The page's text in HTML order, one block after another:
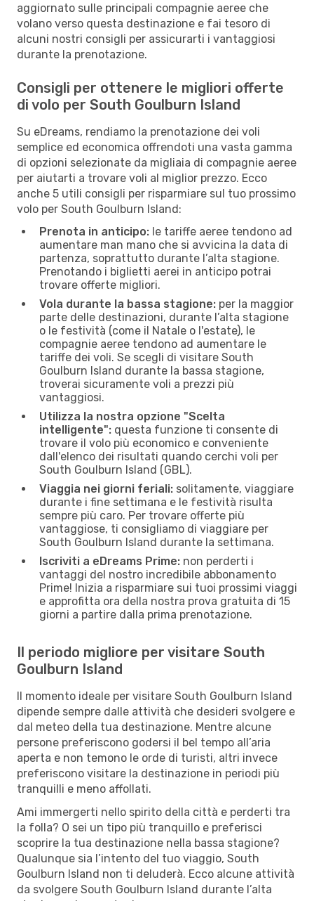
aggiornato sulle principali compagnie aeree che
volano verso questa destinazione e fai tesoro di
alcuni nostri consigli per assicurarti i vantaggiosi
durante la prenotazione.
Consigli per ottenere le migliori offerte
di volo per South Goulburn Island
Su eDreams, rendiamo la prenotazione dei voli
semplice ed economica offrendoti una vasta gamma
di opzioni selezionate da migliaia di compagnie aeree
per aiutarti a trovare voli al miglior prezzo. Ecco
anche 5 utili consigli per risparmiare sul tuo prossimo
volo per South Goulburn Island:
Prenota in anticipo: le tariffe aeree tendono ad
aumentare man mano che si avvicina la data di
partenza, soprattutto durante l’alta stagione.
Prenotando i biglietti aerei in anticipo potrai
trovare offerte migliori.
Vola durante la bassa stagione: per la maggior
parte delle destinazioni, durante l’alta stagione
o le festività (come il Natale o l'estate), le
compagnie aeree tendono ad aumentare le
tariffe dei voli. Se scegli di visitare South
Goulburn Island durante la bassa stagione,
troverai sicuramente voli a prezzi più
vantaggiosi.
Utilizza la nostra opzione "Scelta
intelligente": questa funzione ti consente di
trovare il volo più economico e conveniente
dall'elenco dei risultati quando cerchi voli per
South Goulburn Island (GBL).
Viaggia nei giorni feriali: solitamente, viaggiare
durante i fine settimana e le festività risulta
sempre più caro. Per trovare offerte più
vantaggiose, ti consigliamo di viaggiare per
South Goulburn Island durante la settimana.
Iscriviti a eDreams Prime: non perderti i
vantaggi del nostro incredibile abbonamento
Prime! Inizia a risparmiare sui tuoi prossimi viaggi
e approfitta ora della nostra prova gratuita di 15
giorni a partire dalla prima prenotazione.
Il periodo migliore per visitare South
Goulburn Island
Il momento ideale per visitare South Goulburn Island
dipende sempre dalle attività che desideri svolgere e
dal meteo della tua destinazione. Mentre alcune
persone preferiscono godersi il bel tempo all’aria
aperta e non temono le orde di turisti, altri invece
preferiscono visitare la destinazione in periodi più
tranquilli e meno affollati.
Ami immergerti nello spirito della città e perderti tra
la folla? O sei un tipo più tranquillo e preferisci
scoprire la tua destinazione nella bassa stagione?
Qualunque sia l’intento del tuo viaggio, South
Goulburn Island non ti deluderà. Ecco alcune attività
da svolgere South Goulburn Island durante l’alta